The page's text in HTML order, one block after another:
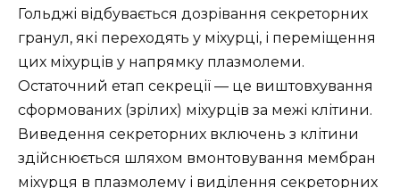
Гольджі відбувається дозрівання секреторних
гранул, які переходять у міхурці, і переміщення
цих міхурців у напрямку плазмолеми.
Остаточний етап секреції — це виштовхування
сформованих (зрілих) міхурців за межі клітини.
Виведення секреторних включень з клітини
здійснюється шляхом вмонтовування мембран
міхурця в плазмолему і виділення секреторних